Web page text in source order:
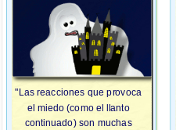
"Las reacciones que provoca
el miedo (como el llanto
continuado) son muchas